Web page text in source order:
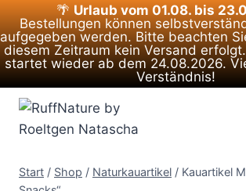
🌴Urlaub vom 01.08. bis
Bestellungen können
aufgegeben werden. Bitte beachten
diesem Zeitraum kein Versand
startet wieder ab dem 24.08.2026.
Verständnis!
Zum
springen
Start / Shop / Naturkauartikel / Kauartikel